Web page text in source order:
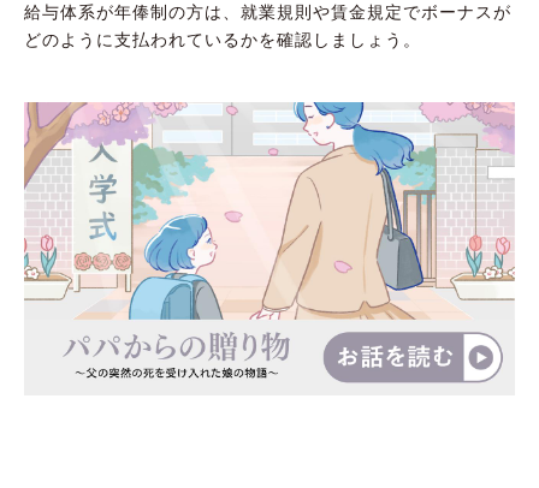
給与体系が年俸制の方は、就業規則や賃金規定でボーナスが
どのように支払われているかを確認しましょう。